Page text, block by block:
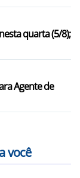
quarta (5/8);
Agente de
você